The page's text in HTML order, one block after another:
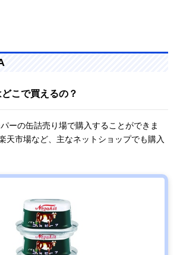
こで買えるの？
ーの缶詰売り場で購入することができま
天市場など、主なネットショップでも購入